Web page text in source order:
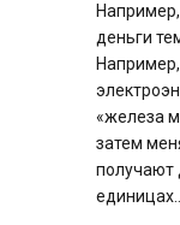
деньги
«железа
затем
получают